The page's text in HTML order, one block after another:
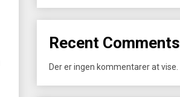
Recent Comments
Der er ingen kommentarer at vise.